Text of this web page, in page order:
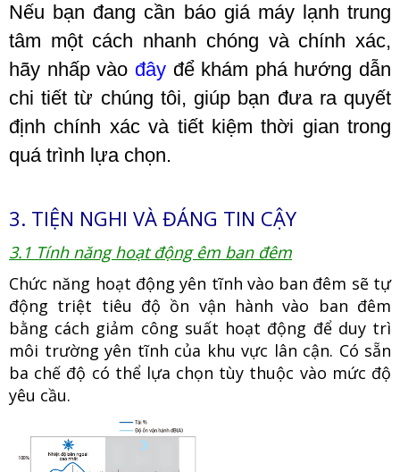
Nếu bạn đang cần báo giá máy lạnh trung
tâm một cách nhanh chóng và chính xác,
hãy nhấp vào đâyđể khám phá hướng dẫn
chi tiết từ chúng tôi, giúp bạn đưa ra quyết
định chính xác và tiết kiệm thời gian trong
quá trình lựa chọn.
3. TIỆN NGHI VÀ ĐÁNG TIN CẬY
3.1 Tính năng hoạt động êm ban đêm
Chức năng hoạt động yên tĩnh vào ban đêm sẽ tự
động triệt tiêu độ ồn vận hành vào ban đêm
bằng cách giảm công suất hoạt động để duy trì
môi trường yên tĩnh của khu vực lân cận. Có sẵn
ba chế độ có thể lựa chọn tùy thuộc vào mức độ
yêu cầu.